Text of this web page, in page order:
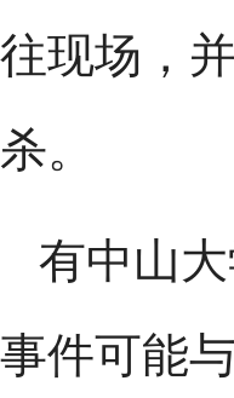
往现场，
杀。
有中山
事件可能